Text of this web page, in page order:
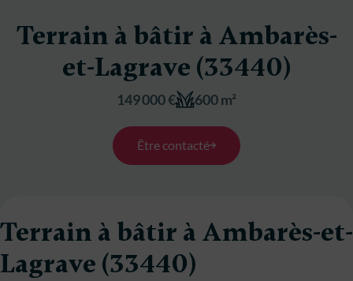
Terrain à bâtir à Ambarès-
et-Lagrave (33440)
149 000 € 600 m²
Être contacté
Terrain à bâtir à Ambarès-et-
Lagrave (33440)